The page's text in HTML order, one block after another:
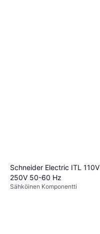
Schneider Electric ITL 110V
250V 50-60 Hz
Sähköinen Komponentti